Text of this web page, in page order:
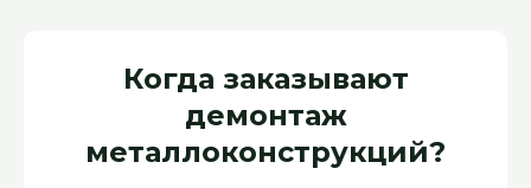
Когда заказывают
демонтаж
металлоконструкций?